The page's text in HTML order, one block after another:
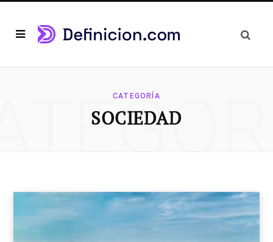
CATEGORÍA
SOCIEDAD